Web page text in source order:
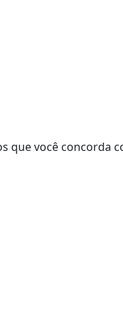
que você concorda